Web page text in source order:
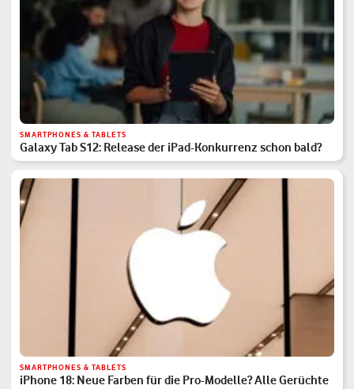
SMARTPHONES & TABLETS
Galaxy Tab S12: Release der iPad-Konkurrenz schon bald?
SMARTPHONES & TABLETS
iPhone 18: Neue Farben für die Pro-Modelle? Alle Gerüchte